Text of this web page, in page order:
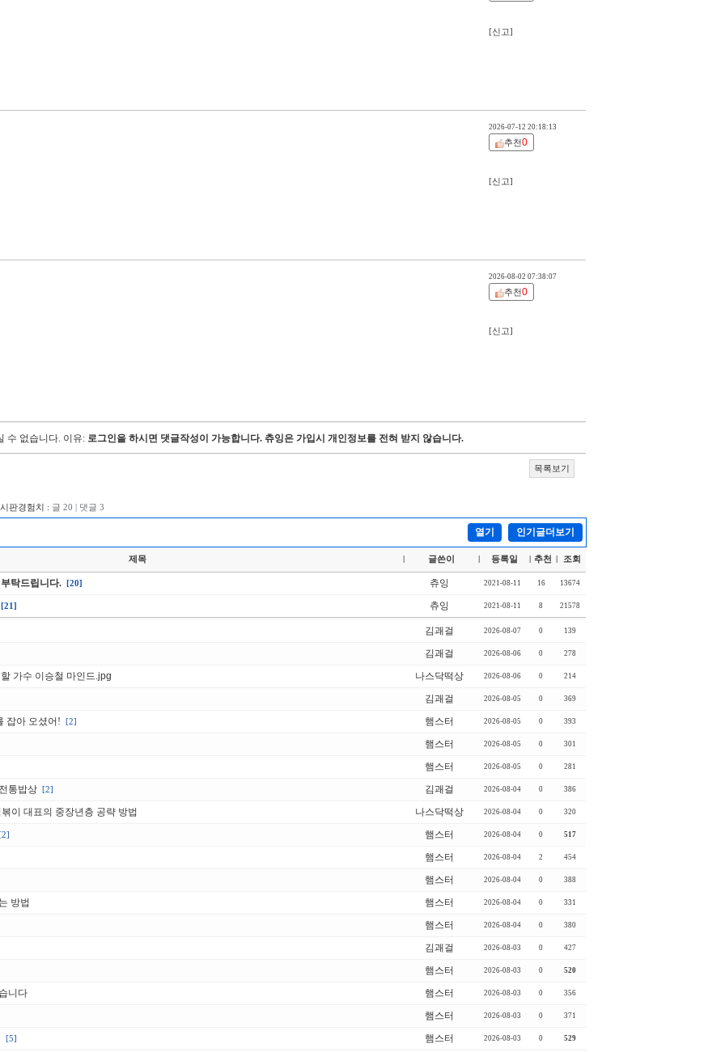
[신고]
2026-07-12 20:18:13
추천0
[신고]
2026-08-02 07:38:07
추천0
[신고]
수 없습니다. 이유: 로그인을 하시면 댓글작성이 가능합니다. 츄잉은 가입시 개인정보를 전혀 받지 않습니다.
목록보기
판경험치 : 글 20 | 댓글 3
열기 인기글더보기
제목 글쓴이 등록일 추천 조회
탁드립니다. [20] 츄잉 2021-08-11 16 13674
[21] 츄잉 2021-08-11 8 21578
김괘걸 2026-08-07 0 139
김괘걸 2026-08-06 0 278
가수 이승철 마인드.jpg 나스닥떡상 2026-08-06 0 214
김괘걸 2026-08-05 0 369
잡아 오셨어! [2] 햄스터 2026-08-05 0 393
햄스터 2026-08-05 0 301
햄스터 2026-08-05 0 281
통밥상 [2] 김괘걸 2026-08-04 0 386
이 대표의 중장년층 공략 방법 나스닥떡상 2026-08-04 0 320
햄스터 2026-08-04 0 517
햄스터 2026-08-04 2 454
햄스터 2026-08-04 0 388
방법 햄스터 2026-08-04 0 331
햄스터 2026-08-04 0 380
김괘걸 2026-08-03 0 427
햄스터 2026-08-03 0 520
니다 햄스터 2026-08-03 0 356
햄스터 2026-08-03 0 371
[5] 햄스터 2026-08-03 0 529